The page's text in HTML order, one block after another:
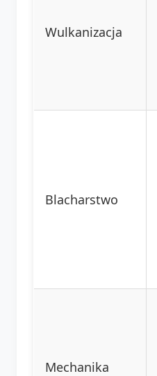
Wulkanizacja
Blacharstwo
Mechanika